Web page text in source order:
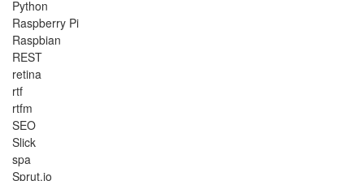
Python
Raspberry Pi
Raspbian
REST
retina
rtf
rtfm
SEO
Slick
spa
Sprut.io